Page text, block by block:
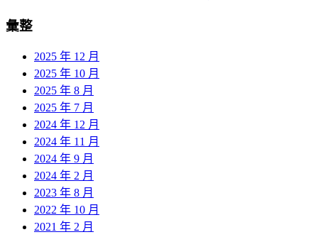
彙整
2025 年 12 月
2025 年 10 月
2025 年 8 月
2025 年 7 月
2024 年 12 月
2024 年 11 月
2024 年 9 月
2024 年 2 月
2023 年 8 月
2022 年 10 月
2021 年 2 月